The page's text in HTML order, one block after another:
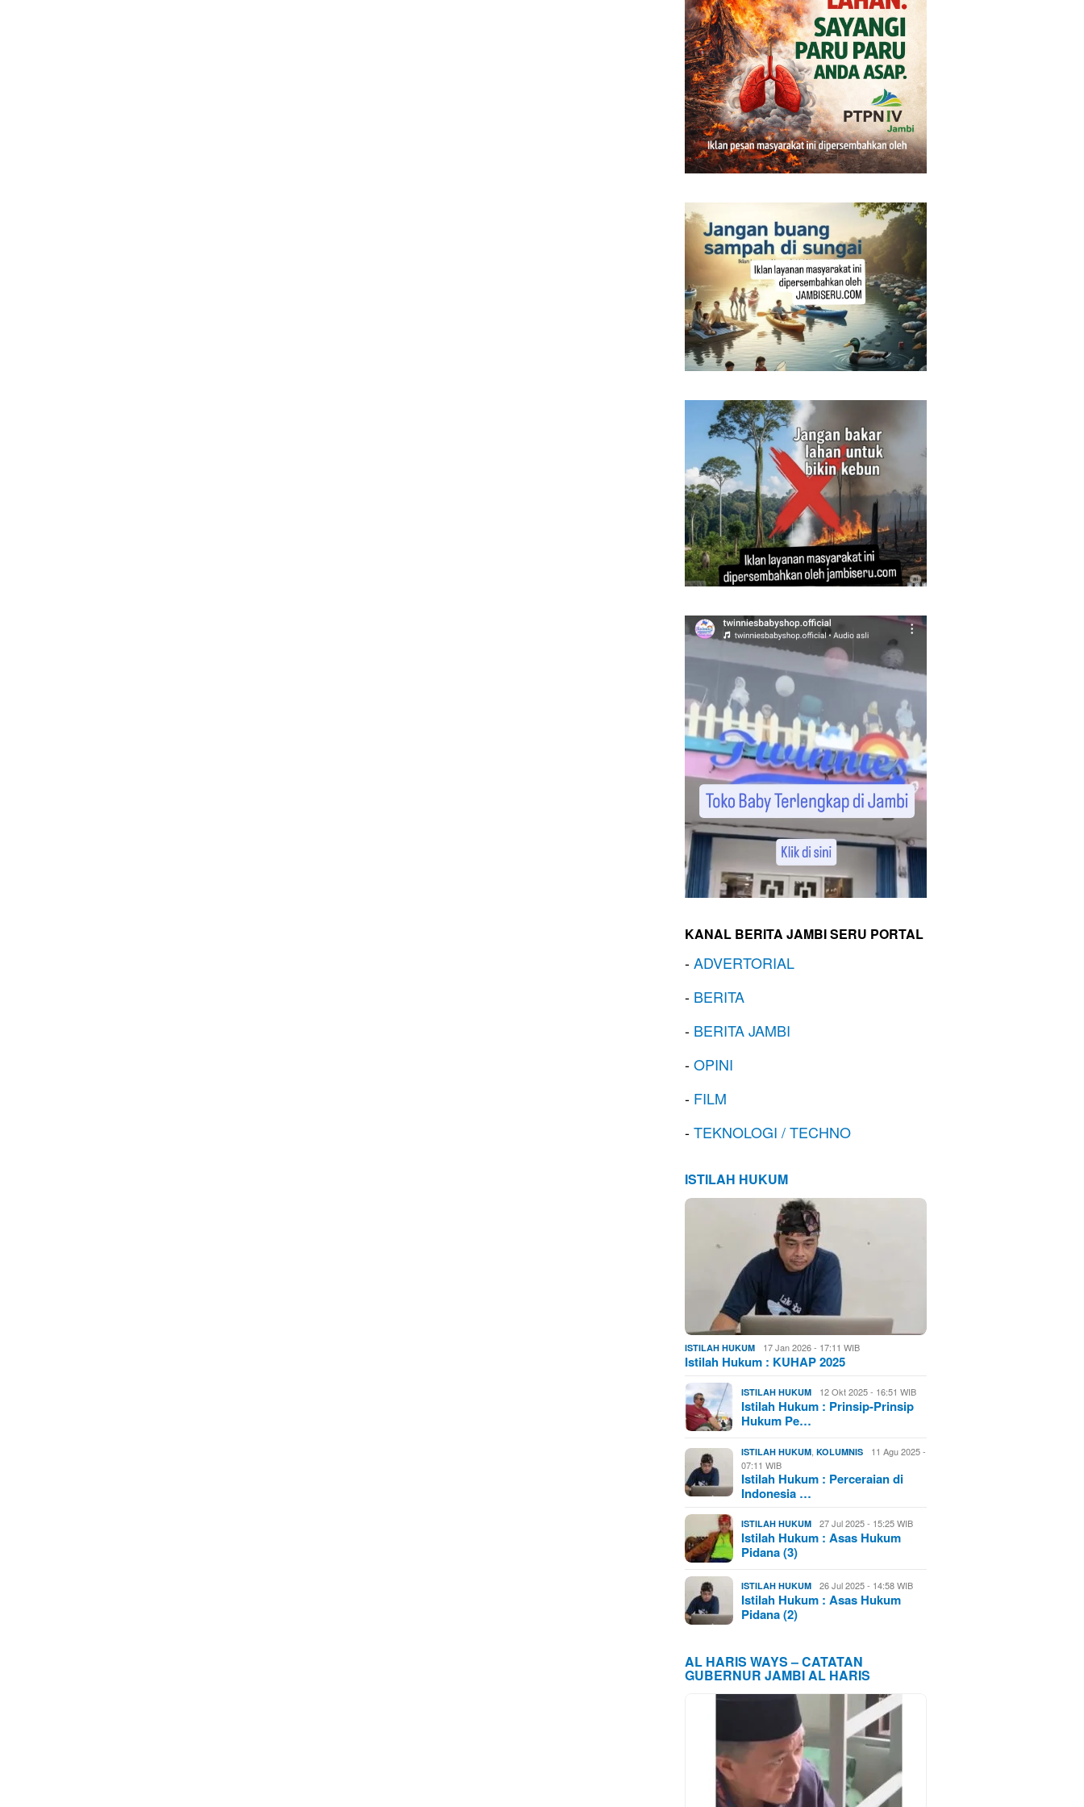
KANAL BERITA JAMBI SERU PORTAL
-ADVERTORIAL
- BERITA
- BERITA JAMBI
-OPINI
- FILM
-TEKNOLOGI / TECHNO
ISTILAH HUKUM
ISTILAH HUKUM 17 Jan 2026 - 17:11 WIB
Istilah Hukum : KUHAP 2025
ISTILAH HUKUM 12 Okt 2025 - 16:51 WIB
Istilah Hukum : Prinsip-Prinsip
Hukum Pe…
ISTILAH HUKUM ,KOLUMNIS
11 Agu 2025 -
07:11 WIB
Istilah Hukum : Perceraian di
Indonesia …
ISTILAH HUKUM 27 Jul 2025 - 15:25 WIB
Istilah Hukum : Asas Hukum
Pidana (3)
ISTILAH HUKUM 26 Jul 2025 - 14:58 WIB
Istilah Hukum : Asas Hukum
Pidana (2)
AL HARIS WAYS – CATATAN
GUBERNUR JAMBI AL HARIS